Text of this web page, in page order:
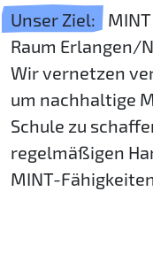
Unser Ziel:
Raum Erlangen/
Wir vernetzen
um nachhaltige
Schule zu
regelmäßigen
MINT-